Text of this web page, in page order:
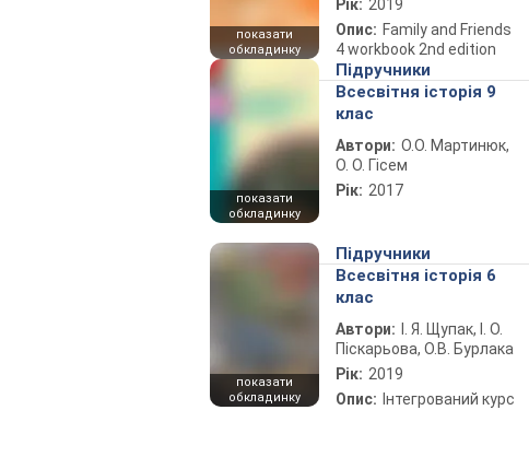
показати
обкладинку
Рік: 2019
Опис: Family and Friends
4 workbook 2nd edition
показати
обкладинку
Підручники
Всесвітня історія 9
клас
Автори: О.О. Мартинюк,
О. О. Гісем
Рік: 2017
показати
обкладинку
Підручники
Всесвітня історія 6
клас
Автори:
І. Я. Щупак, І. О.
Піскарьова, О.В. Бурлака
Рік: 2019
Опис: Інтегрований курс